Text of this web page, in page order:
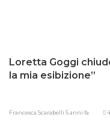
Loretta Goggi
la mia esibizione”
Francesca Scarabelli 5 anni fa